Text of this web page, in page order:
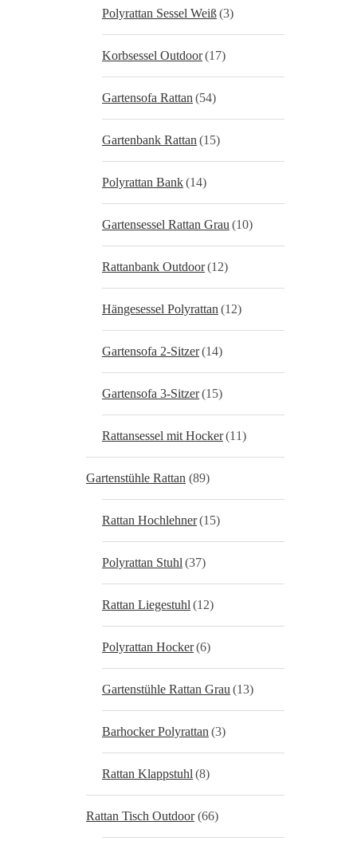
Polyrattan Sessel Weiß(3)
Korbsessel Outdoor(17)
Gartensofa Rattan (54)
Gartenbank Rattan (15)
Polyrattan Bank(14)
Gartensessel Rattan Grau (10)
Rattanbank Outdoor(12)
Hängesessel Polyrattan (12)
Gartensofa 2-Sitzer(14)
Gartensofa 3-Sitzer(15)
Rattansessel mit Hocker(11)
Gartenstühle Rattan (89)
Rattan Hochlehner(15)
Polyrattan Stuhl (37)
Rattan Liegestuhl (12)
Polyrattan Hocker(6)
Gartenstühle Rattan Grau (13)
Barhocker Polyrattan (3)
Rattan Klappstuhl (8)
Rattan Tisch Outdoor (66)